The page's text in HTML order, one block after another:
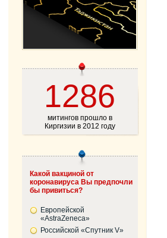
1286
митингов прошло в
Киргизии в 2012 году
Какой вакциной от
коронавируса Вы предпочли
бы привиться?
Европейской
«AstraZeneca»
Российской «Спутник V»